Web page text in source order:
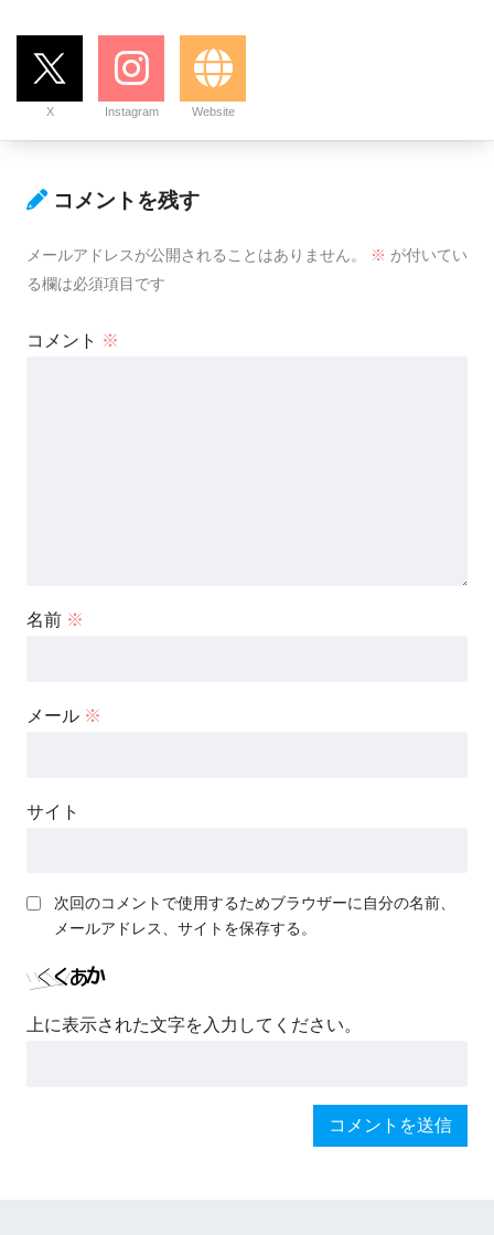
X Instagram Website
コメントを残す
メールアドレスが公開されることはありません。 ※ が付いてい
る欄は必須項目です
コメント ※
名前 ※
メール ※
サイト
次回のコメントで使用するためブラウザーに自分の名前、
メールアドレス、サイトを保存する。
上に表示された文字を入力してください。